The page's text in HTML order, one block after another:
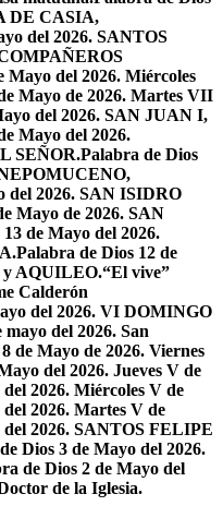
DE CASIA,
del 2026. SANTOS
Mayo del 2026. Miércoles
Mayo de 2026. Martes VII
del 2026. SAN JUAN I,
Mayo del 2026.
SEÑOR.Palabra de Dios
del 2026. SAN ISIDRO
Mayo de 2026. SAN
de Mayo del 2026.
Palabra de Dios 12 de
y AQUILEO.“El vive”
Calderón
del 2026. VI DOMINGO
del 2026. San
de Mayo de 2026. Viernes
del 2026. Jueves V de
2026. Miércoles V de
2026. Martes V de
2026. SANTOS FELIPE
Dios 3 de Mayo del 2026.
de Dios 2 de Mayo del
de la Iglesia.